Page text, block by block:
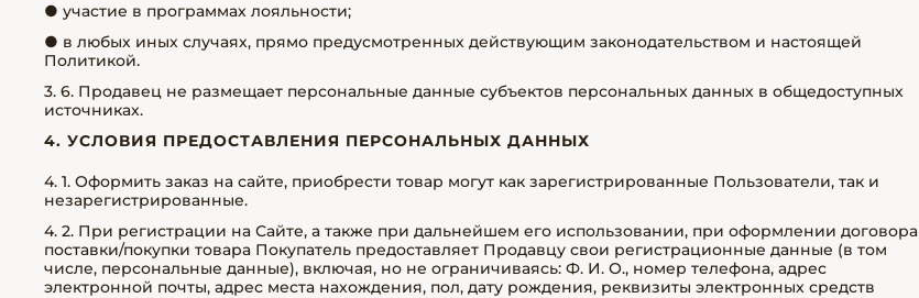
● участие в программах лояльности;
● в любых иных случаях, прямо предусмотренных действующим законодательством и настоящей
Политикой.
3. 6. Продавец не размещает персональные данные субъектов персональных данных в общедоступных
источниках.
4. УСЛОВИЯ ПРЕДОСТАВЛЕНИЯ ПЕРСОНАЛЬНЫХ ДАННЫХ
4. 1. Оформить заказ на сайте, приобрести товар могут как зарегистрированные Пользователи, так и
незарегистрированные.
4. 2. При регистрации на Сайте, а также при дальнейшем его использовании, при оформлении договора
поставки/покупки товара Покупатель предоставляет Продавцу свои регистрационные данные (в том
числе, персональные данные), включая, но не ограничиваясь: Ф. И. О., номер телефона, адрес
электронной почты, адрес места нахождения, пол, дату рождения, реквизиты электронных средств